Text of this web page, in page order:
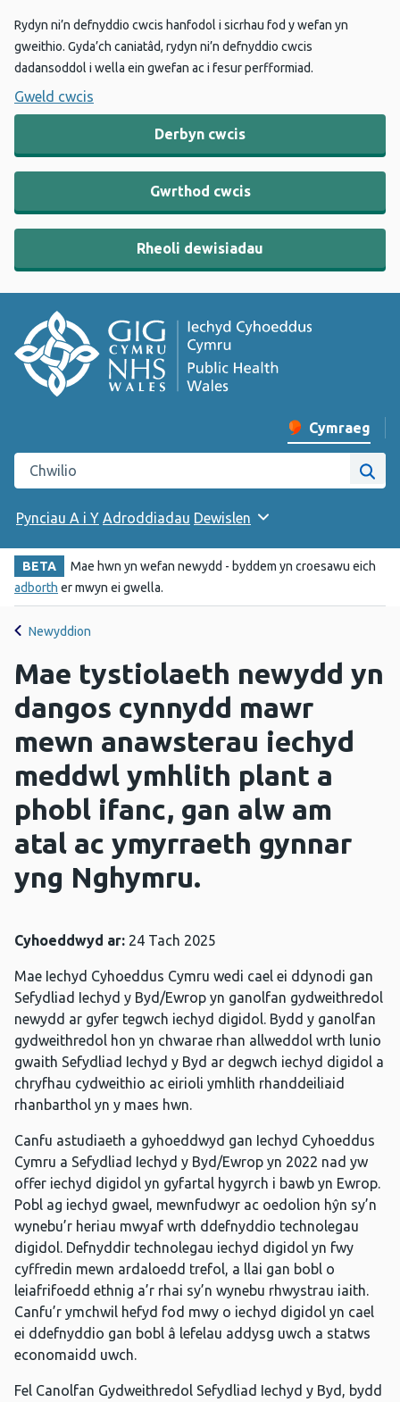
Rydyn ni’n defnyddio cwcis hanfodol i sicrhau fod y wefan yn
gweithio. Gyda’ch caniatâd, rydyn ni’n defnyddio cwcis
dadansoddol i wella ein gwefan ac i fesur perfformiad.
Gweld cwcis
Derbyn cwcis
Gwrthod cwcis
Rheoli dewisiadau
Newid iaith y
Cymraeg
Chwilio gwefan Iechyd Cyhoeddus Cymru
Pynciau A i Y Adroddiadau Dewislen
BETA
Mae hwn yn wefan newydd - byddem yn croesawu eich
adborth er mwyn ei gwella.
Newyddion
Mae tystiolaeth newydd yn
dangos cynnydd mawr
mewn anawsterau iechyd
meddwl ymhlith plant a
phobl ifanc, gan alw am
atal ac ymyrraeth gynnar
yng Nghymru.
Cyhoeddwyd ar: 24 Tach 2025
Mae Iechyd Cyhoeddus Cymru wedi cael ei ddynodi gan
Sefydliad Iechyd y Byd/Ewrop yn ganolfan gydweithredol
newydd ar gyfer tegwch iechyd digidol. Bydd y ganolfan
gydweithredol hon yn chwarae rhan allweddol wrth lunio
gwaith Sefydliad Iechyd y Byd ar degwch iechyd digidol a
chryfhau cydweithio ac eirioli ymhlith rhanddeiliaid
rhanbarthol yn y maes hwn.
Canfu astudiaeth a gyhoeddwyd gan Iechyd Cyhoeddus
Cymru a Sefydliad Iechyd y Byd/Ewrop yn 2022 nad yw
offer iechyd digidol yn gyfartal hygyrch i bawb yn Ewrop.
Pobl ag iechyd gwael, mewnfudwyr ac oedolion hŷn sy’n
wynebu’r heriau mwyaf wrth ddefnyddio technolegau
digidol. Defnyddir technolegau iechyd digidol yn fwy
cyffredin mewn ardaloedd trefol, a llai gan bobl o
leiafrifoedd ethnig a’r rhai sy’n wynebu rhwystrau iaith.
Canfu’r ymchwil hefyd fod mwy o iechyd digidol yn cael
ei ddefnyddio gan bobl â lefelau addysg uwch a statws
economaidd uwch.
Fel Canolfan Gydweithredol Sefydliad Iechyd y Byd, bydd